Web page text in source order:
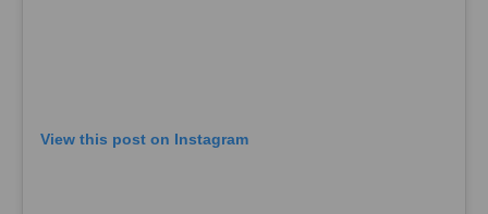
View this post on Instagram